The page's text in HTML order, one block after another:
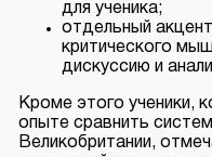
для ученика;
отдельный акцент
критического
дискуссию и
Кроме этого ученики,
опыте сравнить
Великобритании,